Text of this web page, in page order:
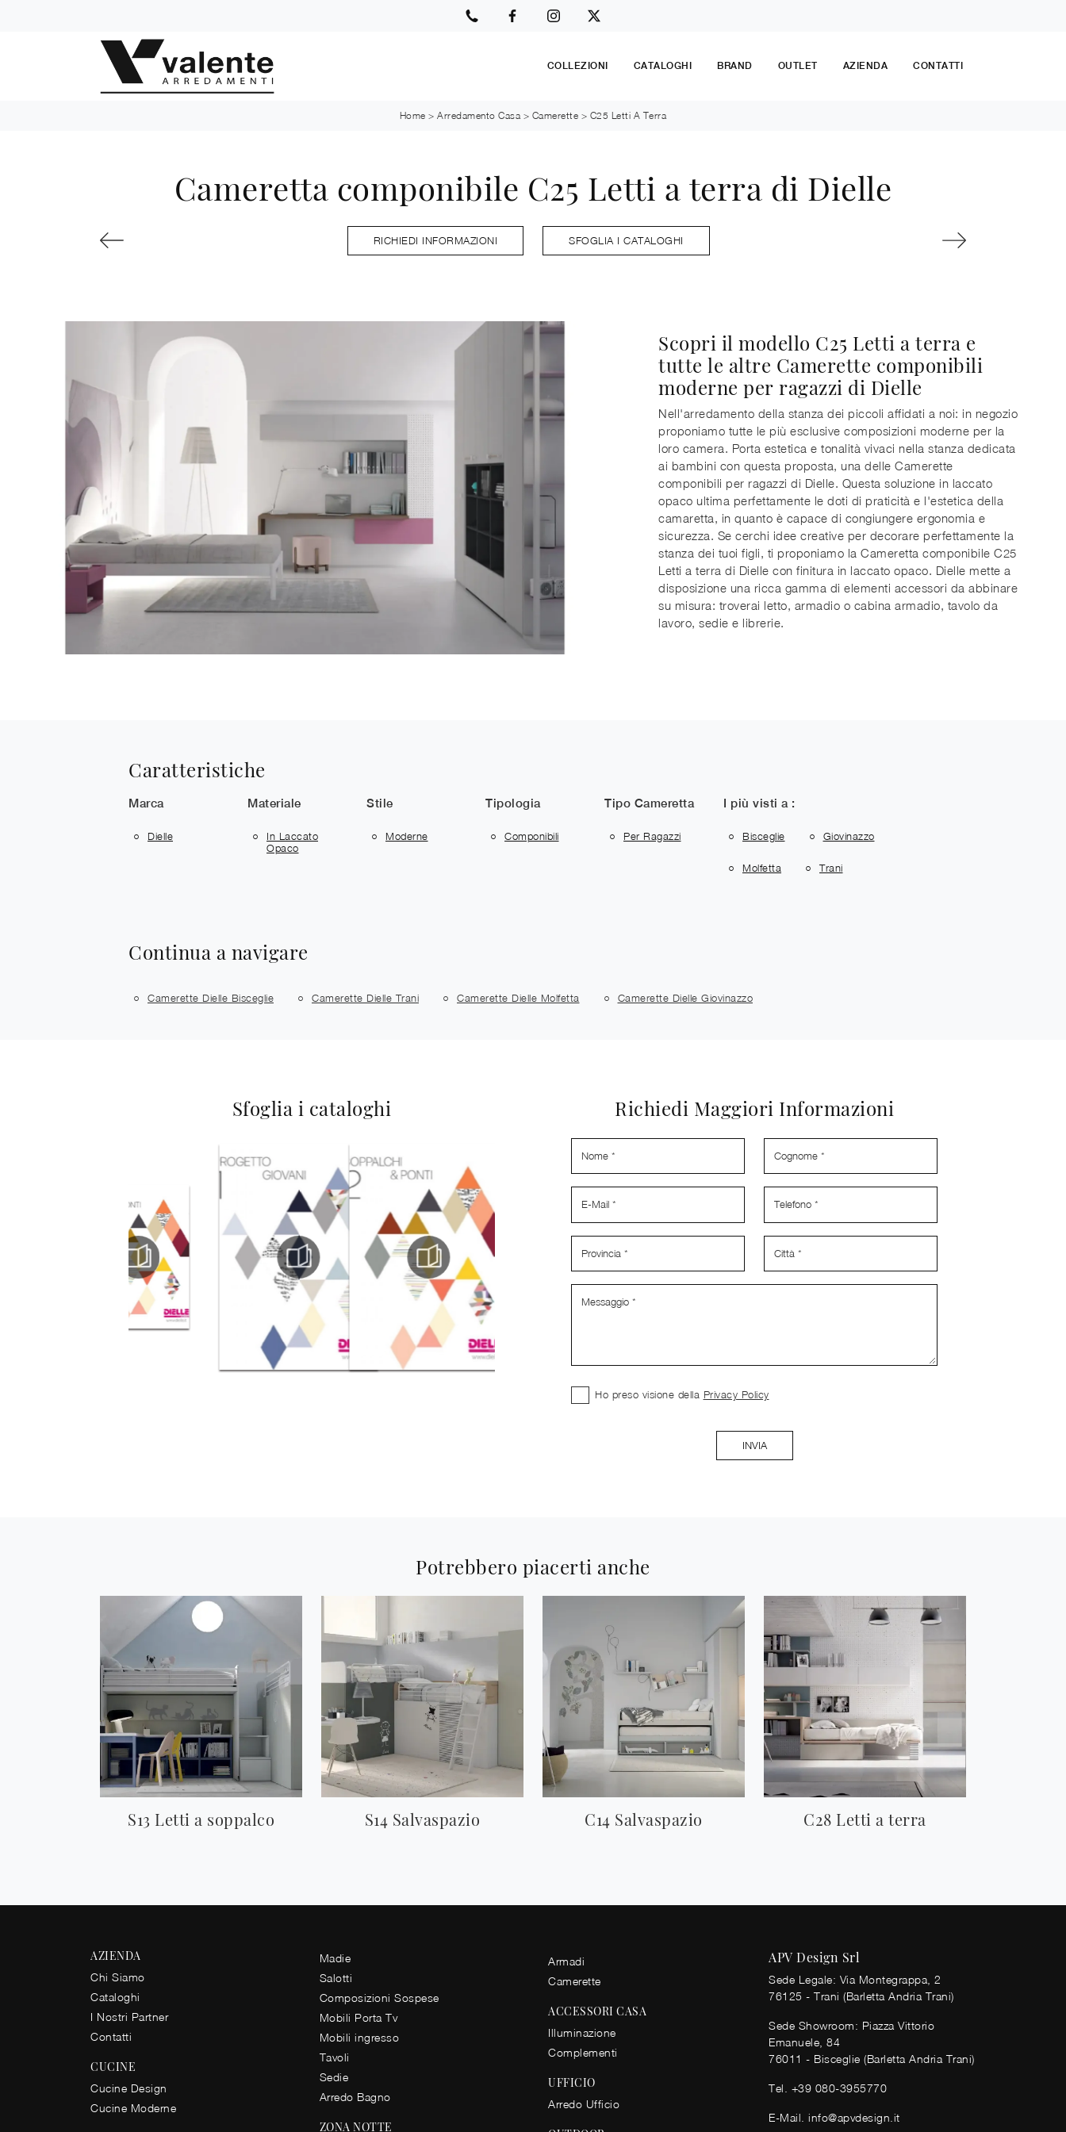
COLLEZIONI CATALOGHI BRAND OUTLET AZIENDA CONTATTI
Home >Arredamento Casa > Camerette > C25 Letti A Terra
Cameretta componibile C25 Letti a terra di Dielle
RICHIEDI INFORMAZIONI SFOGLIA I CATALOGHI
Scopri il modello C25 Letti a terra e
tutte le altre Camerette componibili
moderne per ragazzi di Dielle
Nell'arredamento della stanza dei piccoli affidati a noi: in negozio
proponiamo tutte le più esclusive composizioni moderne per la
loro camera. Porta estetica e tonalità vivaci nella stanza dedicata
ai bambini con questa proposta, una delle Camerette
componibili per ragazzi di Dielle. Questa soluzione in laccato
opaco ultima perfettamente le doti di praticità e l'estetica della
camaretta, in quanto è capace di congiungere ergonomia e
sicurezza. Se cerchi idee creative per decorare perfettamente la
stanza dei tuoi figli, ti proponiamo la Cameretta componibile C25
Letti a terra di Dielle con finitura in laccato opaco. Dielle mette a
disposizione una ricca gamma di elementi accessori da abbinare
su misura: troverai letto, armadio o cabina armadio, tavolo da
lavoro, sedie e librerie.
Caratteristiche
Marca
Dielle
Materiale
In Laccato
Opaco
Stile
Moderne
Tipologia
Componibili
Tipo Cameretta
Per Ragazzi
I più visti a :
Bisceglie Giovinazzo
Molfetta Trani
Continua a navigare
Camerette Dielle Bisceglie Camerette Dielle Trani Camerette Dielle Molfetta Camerette Dielle Giovinazzo
Sfoglia i cataloghi Richiedi Maggiori Informazioni
Ho preso visione della Privacy Policy
INVIA
Potrebbero piacerti anche
S13 Letti a soppalco S14 Salvaspazio C14 Salvaspazio C28 Letti a terra
AZIENDA
Chi Siamo
Cataloghi
I Nostri Partner
Contatti
CUCINE
Cucine Design
Cucine Moderne
Madie
Salotti
Composizioni Sospese
Mobili Porta Tv
Mobili ingresso
Tavoli
Sedie
Arredo Bagno
ZONA NOTTE
Armadi
Camerette
ACCESSORI CASA
Illuminazione
Complementi
UFFICIO
Arredo Ufficio
APV Design Srl
Sede Legale: Via Montegrappa, 2
76125 - Trani (Barletta Andria Trani)
Sede Showroom: Piazza Vittorio
Emanuele, 84
76011 - Bisceglie (Barletta Andria Trani)
Tel. +39 080-3955770
E-Mail. info@apvdesign.it